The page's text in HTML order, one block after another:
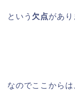
という 欠点があり
なのでここから